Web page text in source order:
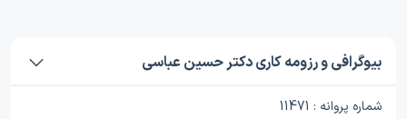
بیوگرافی و رزومه کاری دکتر حسین عباسی
شماره پروانه : 11471